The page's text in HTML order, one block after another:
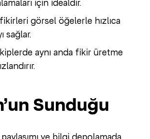
için idealdir.
görsel öğelerle hızlıca
sağlar.
aynı anda fikir üretme
Sunduğu
ve bilgi depolamada